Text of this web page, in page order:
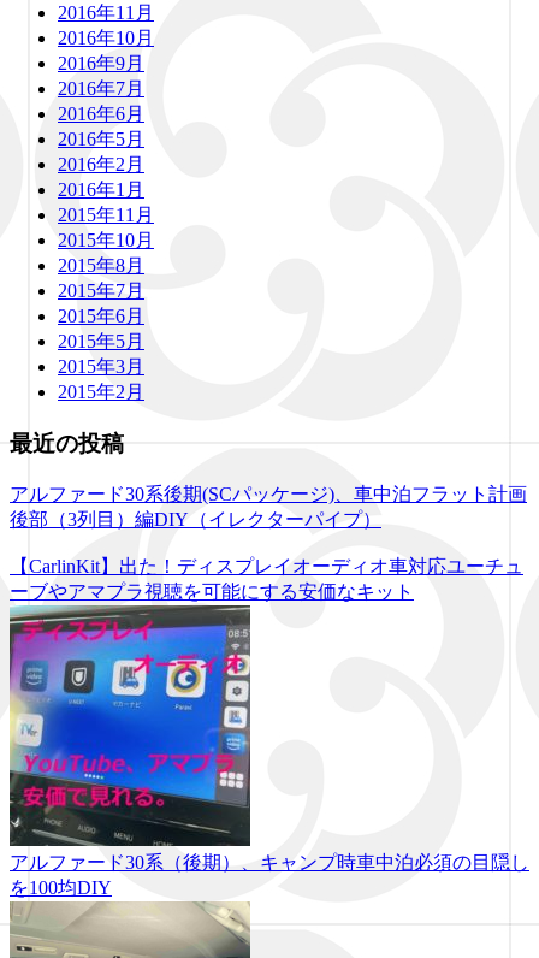
2016年11月
2016年10月
2016年9月
2016年7月
2016年6月
2016年5月
2016年2月
2016年1月
2015年11月
2015年10月
2015年8月
2015年7月
2015年6月
2015年5月
2015年3月
2015年2月
最近の投稿
アルファード30系後期(SCパッケージ)、車中泊フラット計画
後部（3列目）編DIY（イレクターパイプ）
【CarlinKit】出た！ディスプレイオーディオ車対応ユーチュ
ーブやアマプラ視聴を可能にする安価なキット
アルファード30系（後期）、キャンプ時車中泊必須の目隠し
を100均DIY